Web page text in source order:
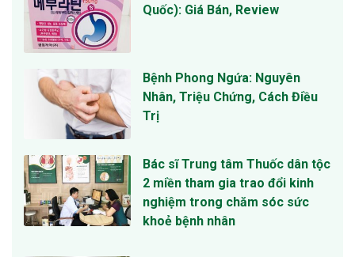
Quốc): Giá Bán, Review
Bệnh Phong Ngứa: Nguyên
Nhân, Triệu Chứng, Cách Điều
Trị
Bác sĩ Trung tâm Thuốc dân tộc
2 miền tham gia trao đổi kinh
nghiệm trong chăm sóc sức
khoẻ bệnh nhân